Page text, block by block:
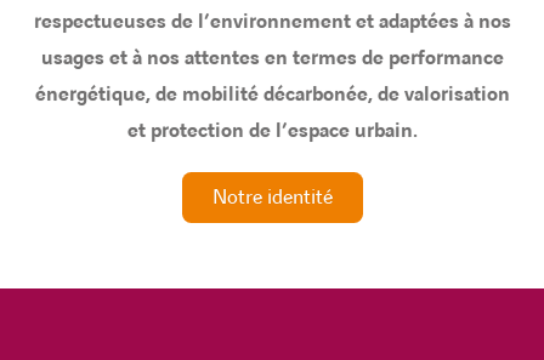
respectueuses de l’environnement et adaptées à nos
usages et à nos attentes en termes de performance
énergétique, de mobilité décarbonée, de valorisation
et protection de l’espace urbain.
Notre identité